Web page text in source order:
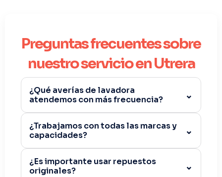
Preguntas frecuentes sobre
nuestro servicio en Utrera
¿Qué averías de lavadora
atendemos con más frecuencia?
¿Trabajamos con todas las marcas y
capacidades?
¿Es importante usar repuestos
originales?